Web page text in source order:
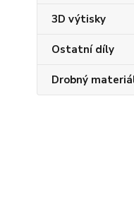
3D výtisky
Ostatní díly
Drobný